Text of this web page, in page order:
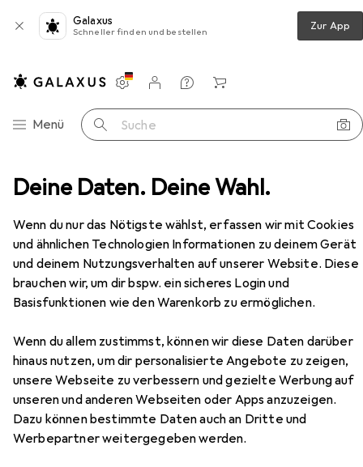
Deine Daten. Deine Wahl.
Wenn du nur das Nötigste wählst, erfassen wir mit Cookies
und ähnlichen Technologien Informationen zu deinem Gerät
und deinem Nutzungsverhalten auf unserer Website. Diese
brauchen wir, um dir bspw. ein sicheres Login und
Basisfunktionen wie den Warenkorb zu ermöglichen.
Wenn du allem zustimmst, können wir diese Daten darüber
hinaus nutzen, um dir personalisierte Angebote zu zeigen,
unsere Webseite zu verbessern und gezielte Werbung auf
unseren und anderen Webseiten oder Apps anzuzeigen.
Dazu können bestimmte Daten auch an Dritte und
Werbepartner weitergegeben werden.
Galaxus
Schneller finden und bestellen Zur App
Navigation nach Kategorien
Menü Suche
Einstellungen
Kundenkonto
Vergleichslisten
Merklisten
Warenkorb
RIG 400HX Stereo Gaming Headset - camo forest
EUR
34,99
Nacon GamingRIG 400HX Stereo
Gaming Headset - camo forest
Kabelgebunden
Zubehör für Nacon Gaming RIG
400HX Stereo Gaming Headset -
camo forest